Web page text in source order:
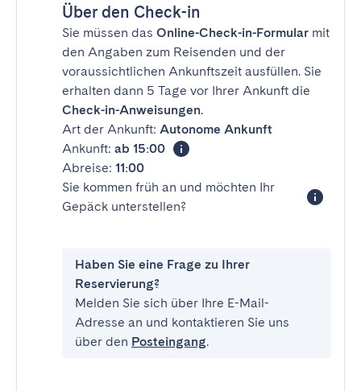
Über den Check-in
Sie müssen das Online-Check-in-Formular mit
den Angaben zum Reisenden und der
voraussichtlichen Ankunftszeit ausfüllen. Sie
erhalten dann 5 Tage vor Ihrer Ankunft die
Check-in-Anweisungen.
Art der Ankunft: Autonome Ankunft
Ankunft: ab 15:00
Abreise: 11:00
Sie kommen früh an und möchten Ihr
Gepäck unterstellen?
Haben Sie eine Frage zu Ihrer
Reservierung?
Melden Sie sich über Ihre E-Mail-
Adresse an und kontaktieren Sie uns
über den Posteingang.